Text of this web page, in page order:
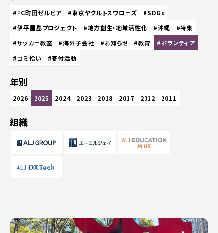
#FC町田ゼルビア #東京ヤクルトスワローズ
#SDGs
#伊平屋島プロジェクト
#地方創生・地域活性化 #沖縄
#特集
#サッカー教室
#海外子会社 #お知らせ #教育
#ボランティア
#ゴミ拾い
#寄付活動
年別
2026 2025 2024 2023 2018 2017 2012 2011
組織